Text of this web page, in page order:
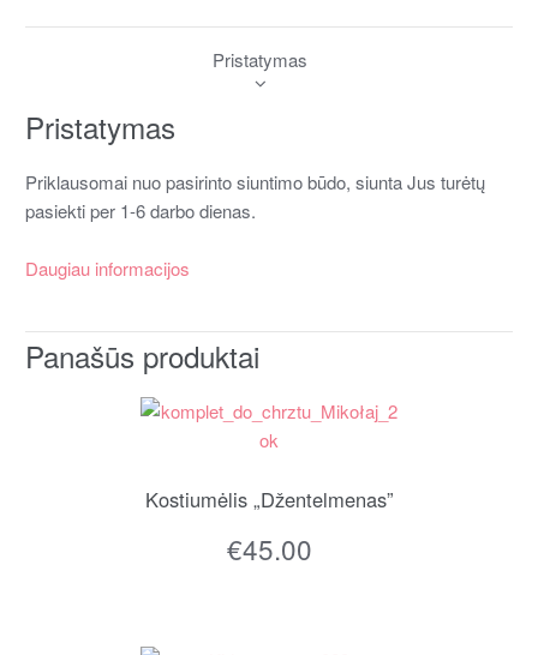
Pristatymas
Pristatymas
Priklausomai nuo pasirinto siuntimo būdo, siunta Jus turėtų
pasiekti per 1-6 darbo dienas.
Daugiau informacijos
Panašūs produktai
Kostiumėlis „Džentelmenas”
€45.00